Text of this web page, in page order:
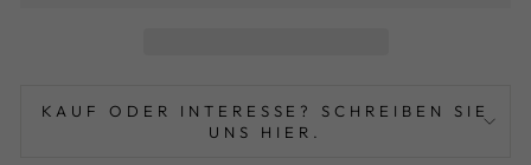
KAUF ODER INTERESSE? SCHREIBEN SIE
UNS HIER.